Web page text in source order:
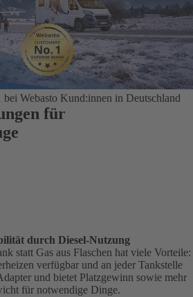
Webasto Kund:innen in Deutschland
für
durch Diesel-Nutzung
statt Gas aus Flaschen hat viele Vorteile:
verfügbar und an jeder Tankstelle
und bietet Platzgewinn sowie mehr
für notwendige Dinge.